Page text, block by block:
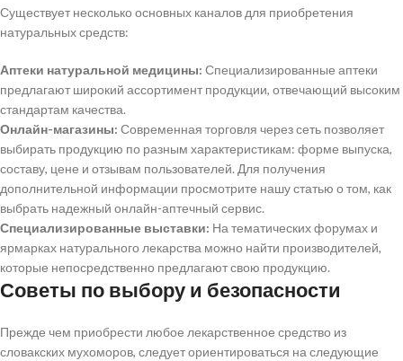
Существует несколько основных каналов для приобретения
натуральных средств:
Аптеки натуральной медицины: Специализированные аптеки
предлагают широкий ассортимент продукции, отвечающий высоким
стандартам качества.
Онлайн-магазины: Современная торговля через сеть позволяет
выбирать продукцию по разным характеристикам: форме выпуска,
составу, цене и отзывам пользователей. Для получения
дополнительной информации просмотрите нашу статью о том, как
выбрать надежный онлайн-аптечный сервис.
Специализированные выставки: На тематических форумах и
ярмарках натурального лекарства можно найти производителей,
которые непосредственно предлагают свою продукцию.
Советы по выбору и безопасности
Прежде чем приобрести любое лекарственное средство из
словакских мухоморов, следует ориентироваться на следующие